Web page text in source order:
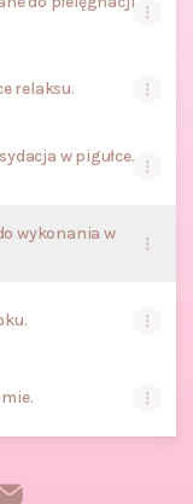
relaksu.
w pigułce.
wykonania w